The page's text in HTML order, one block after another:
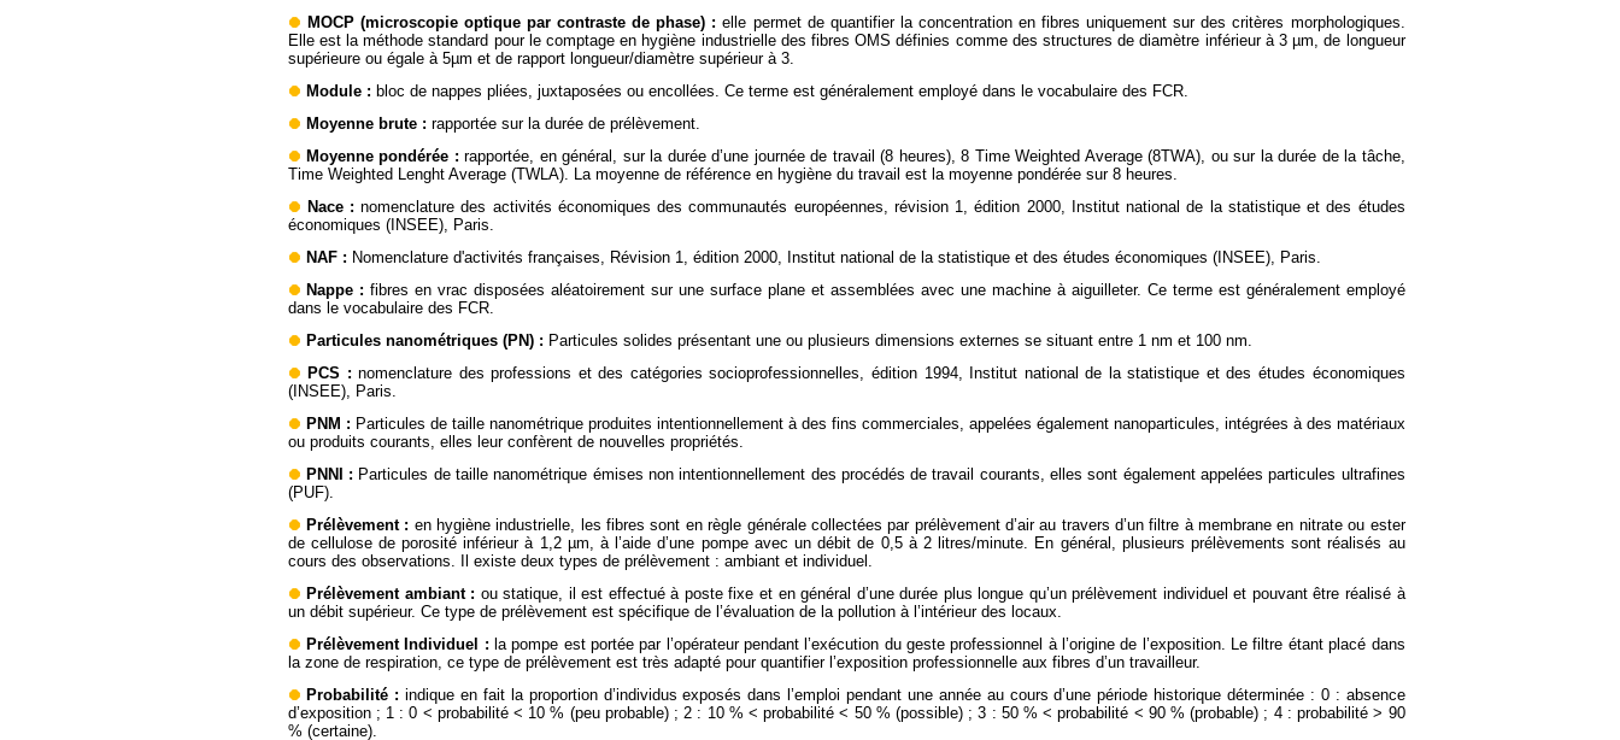
MOCP (microscopie optique par contraste de phase) : elle permet de quantifier la concentration en fibres uniquement sur des critères morphologiques.
Elle est la méthode standard pour le comptage en hygiène industrielle des fibres OMS définies comme des structures de diamètre inférieur à 3 µm, de longueur
supérieure ou égale à 5µm et de rapport longueur/diamètre supérieur à 3.
Module: bloc de nappes pliées, juxtaposées ou encollées. Ce terme est généralement employé dans le vocabulaire des FCR.
Moyenne brute : rapportée sur la durée de prélèvement.
Moyenne pondérée : rapportée, en général, sur la durée d’une journée de travail (8 heures), 8 Time Weighted Average (8TWA), ou sur la durée de la tâche,
Time Weighted Lenght Average (TWLA). La moyenne de référence en hygiène du travail est la moyenne pondérée sur 8 heures.
Nace: nomenclature des activités économiques des communautés européennes, révision 1, édition 2000, Institut national de la statistique et des études
économiques (INSEE), Paris.
NAF: Nomenclature d'activités françaises, Révision 1, édition 2000, Institut national de la statistique et des études économiques (INSEE), Paris.
Nappe : fibres en vrac disposées aléatoirement sur une surface plane et assemblées avec une machine à aiguilleter. Ce terme est généralement employé
dans le vocabulaire des FCR.
Particules nanométriques (PN): Particules solides présentant une ou plusieurs dimensions externes se situant entre 1 nm et 100 nm.
PCS : nomenclature des professions et des catégories socioprofessionnelles, édition 1994, Institut national de la statistique et des études économiques
(INSEE), Paris.
PNM : Particules de taille nanométrique produites intentionnellement à des fins commerciales, appelées également nanoparticules, intégrées à des matériaux
ou produits courants, elles leur confèrent de nouvelles propriétés.
PNNI
: Particules de taille nanométrique émises non intentionnellement des procédés de travail courants, elles sont également appelées particules ultrafines
(PUF).
Prélèvement: en hygiène industrielle, les fibres sont en règle générale collectées par prélèvement d’air au travers d’un filtre à membrane en nitrate ou ester
de cellulose de porosité inférieur à 1,2 µm, à l’aide d’une pompe avec un débit de 0,5 à 2 litres/minute. En général, plusieurs prélèvements sont réalisés au
cours des observations. Il existe deux types de prélèvement : ambiant et individuel.
Prélèvement ambiant : ou statique, il est effectué à poste fixe et en général d’une durée plus longue qu’un prélèvement individuel et pouvant être réalisé à
un débit supérieur. Ce type de prélèvement est spécifique de l’évaluation de la pollution à l’intérieur des locaux.
Prélèvement Individuel : la pompe est portée par l’opérateur pendant l’exécution du geste professionnel à l’origine de l’exposition. Le filtre étant placé dans
la zone de respiration, ce type de prélèvement est très adapté pour quantifier l’exposition professionnelle aux fibres d’un travailleur.
Probabilité : indique en fait la proportion d’individus exposés dans l’emploi pendant une année au cours d’une période historique déterminée : 0 : absence
d’exposition ; 1 : 0 < probabilité < 10 % (peu probable) ; 2 : 10 % < probabilité < 50 % (possible) ; 3 : 50 % < probabilité < 90 % (probable) ; 4 : probabilité > 90
% (certaine).